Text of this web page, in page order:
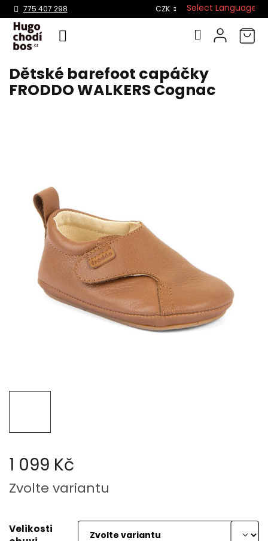
Přejít
obsah
775 407 298 CZK
Dětské barefoot capáčky
FRODDO WALKERS Cognac
1 099 Kč
Měrná
cena:
Zvolte variantu
Velikosti
Select Language